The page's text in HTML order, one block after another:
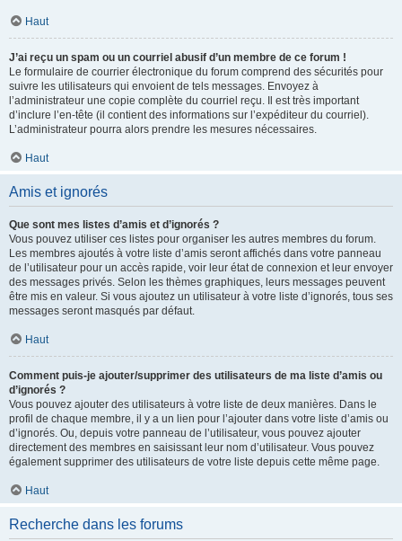
Haut
J’ai reçu un spam ou un courriel abusif d’un membre de ce forum !
Le formulaire de courrier électronique du forum comprend des sécurités pour
suivre les utilisateurs qui envoient de tels messages. Envoyez à
l’administrateur une copie complète du courriel reçu. Il est très important
d’inclure l’en-tête (il contient des informations sur l’expéditeur du courriel).
L’administrateur pourra alors prendre les mesures nécessaires.
Haut
Amis et ignorés
Que sont mes listes d’amis et d’ignorés ?
Vous pouvez utiliser ces listes pour organiser les autres membres du forum.
Les membres ajoutés à votre liste d’amis seront affichés dans votre panneau
de l’utilisateur pour un accès rapide, voir leur état de connexion et leur envoyer
des messages privés. Selon les thèmes graphiques, leurs messages peuvent
être mis en valeur. Si vous ajoutez un utilisateur à votre liste d’ignorés, tous ses
messages seront masqués par défaut.
Haut
Comment puis-je ajouter/supprimer des utilisateurs de ma liste d’amis ou
d’ignorés ?
Vous pouvez ajouter des utilisateurs à votre liste de deux manières. Dans le
profil de chaque membre, il y a un lien pour l’ajouter dans votre liste d’amis ou
d’ignorés. Ou, depuis votre panneau de l’utilisateur, vous pouvez ajouter
directement des membres en saisissant leur nom d’utilisateur. Vous pouvez
également supprimer des utilisateurs de votre liste depuis cette même page.
Haut
Recherche dans les forums